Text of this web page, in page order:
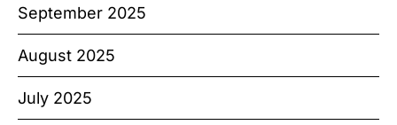
September 2025
August 2025
July 2025